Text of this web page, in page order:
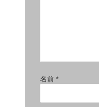
名前 *